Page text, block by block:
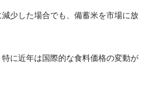
少した場合でも、備蓄米を市場に放
に近年は国際的な食料価格の変動が